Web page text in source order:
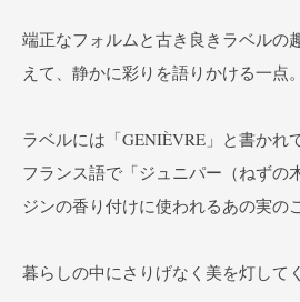
端正なフォルムと古き良きラベルの
えて、静かに彩りを語りかける一点。
ラベルには「GENIÈVRE」と書かれ
フランス語で「ジュニパー（ねずの
ジンの香り付けに使われるあの実の
暮らしの中にさりげなく美を灯して